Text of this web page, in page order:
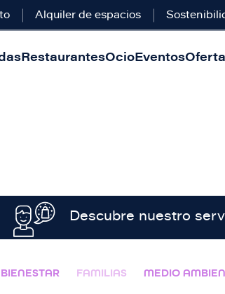
Alquiler de espacios
RestaurantesOcioEventos
Descubre nuestro
BIENESTAR FAMILIAS MEDIO